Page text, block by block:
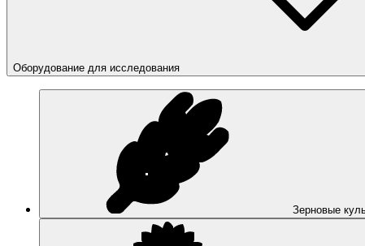
Оборудование для исследования
Зерновые